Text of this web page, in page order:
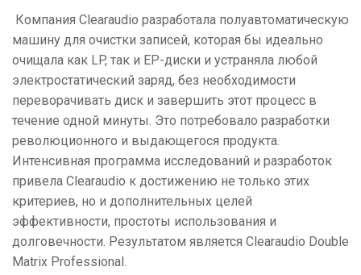
Компания Clearaudio разработала полуавтоматическую
машину для очистки записей, которая бы идеально
очищала как LP, так и EP-диски и устраняла любой
электростатический заряд, без необходимости
переворачивать диск и завершить этот процесс в
течение одной минуты. Это потребовало разработки
революционного и выдающегося продукта.
Интенсивная программа исследований и разработок
привела Clearaudio к достижению не только этих
критериев, но и дополнительных целей
эффективности, простоты использования и
долговечности. Результатом является Clearaudio Double
Matrix Professional.